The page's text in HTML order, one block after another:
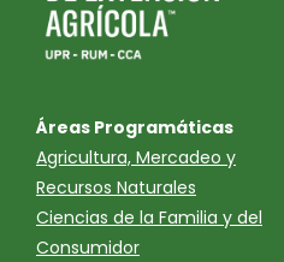
Áreas Programáticas
Agricultura, Mercadeo y
Recursos Naturales
Ciencias de la Familia y del
Consumidor